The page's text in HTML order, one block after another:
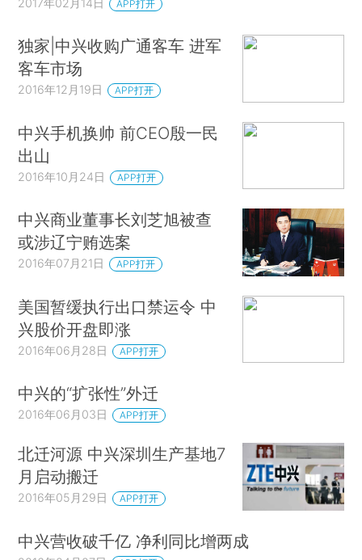
APP打开
独家|中兴收购广通客车 进军
客车市场
2016年12月19日 APP打开
中兴手机换帅 前CEO殷一民
出山
2016年10月24日 APP打开
中兴商业董事长刘芝旭被查
或涉辽宁贿选案
2016年07月21日 APP打开
美国暂缓执行出口禁运令 中
兴股价开盘即涨
2016年06月28日 APP打开
中兴的“扩张性”外迁
2016年06月03日 APP打开
北迁河源 中兴深圳生产基地7
月启动搬迁
2016年05月29日 APP打开
中兴营收破千亿 净利同比增两成